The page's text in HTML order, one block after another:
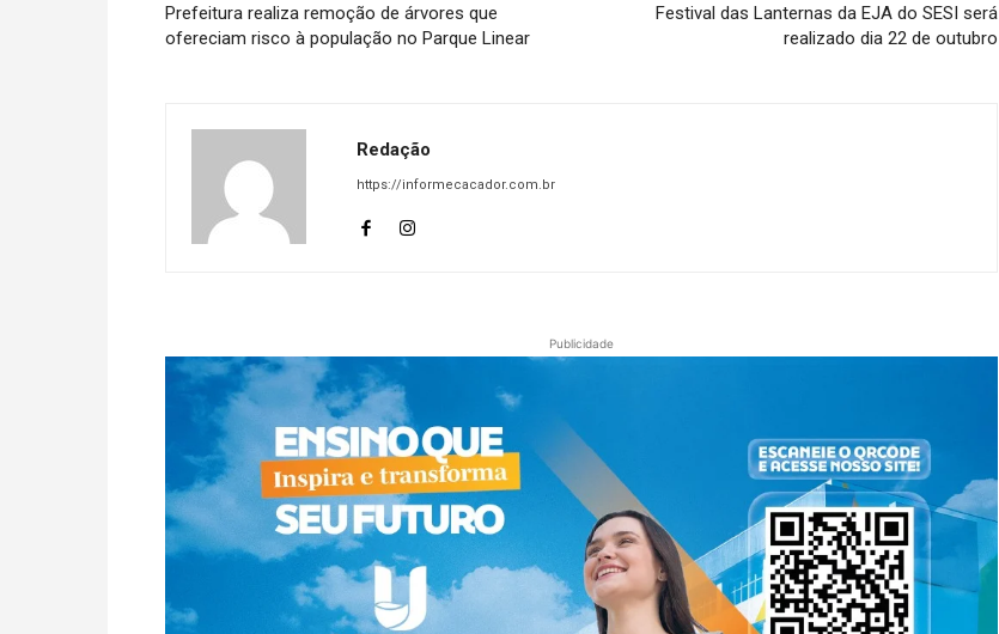
Prefeitura realiza remoção de árvores que
ofereciam risco à população no Parque Linear
Festival das Lanternas da EJA do SESI será
realizado dia 22 de outubro
Redação
https://informecacador.com.br
Publicidade